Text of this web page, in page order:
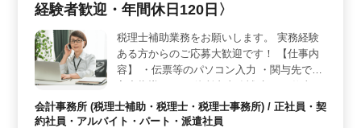
を通じて、自身の経験とスキルを存分に発揮し、経理や
す。 ＜働きやすい環境＞ 地域に密着した事業所な
ので、通勤もしやすく、車通勤も可能です。また、年齢
や性別に関係なく、ベテラン経験者からの応募も大歓
迎。会社全体でアットホームな雰囲気で、働きやすさを
重視した環境が整っています。
経験者歓迎・年間休日120日〉
税理士補助業務をお願いします。 実務経験
ある方からのご応募大歓迎です！ 【仕事内
容】 ・伝票等のパソコン入力 ・関与先での
入力指導 ・その他所内事務補助 ※お仕事に
慣れたら顧問先の担当業務もお任せしていき
ます。 ◯能力に合わせお仕事をお願いして
会計事務所 (税理士補助・税理士・税理士事務所) / 正社員・契
約社員・アルバイト・パート・派遣社員